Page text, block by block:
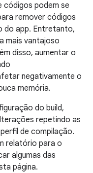
códigos podem se
remover códigos
do app. Entretanto,
mais vantajoso
disso, aumentar o
negativamente o
memória.
do build,
repetindo as
de compilação.
relatório para o
algumas das
página.